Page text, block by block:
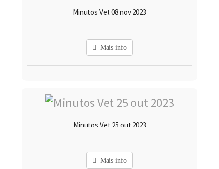
Minutos Vet 08 nov 2023
Mais info
Minutos Vet 25 out 2023
Mais info